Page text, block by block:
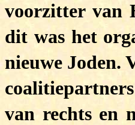
voorzitter van
dit was het
nieuwe Joden.
van rechts en